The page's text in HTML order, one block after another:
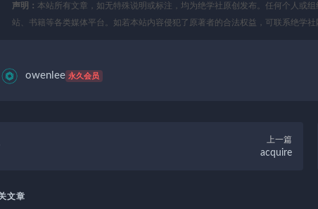
声明： 本站所有文章，如无特殊说明或标注，均为绝学社原创发布。任何个人或
站、书籍等各类媒体平台。如若本站内容侵犯了原著者的合法权益，可联系绝学社
owenlee 永久会员
上一篇
acquire
文章